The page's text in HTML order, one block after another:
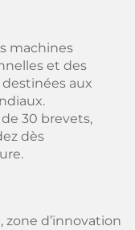
machines
et des
aux
30 brevets,
dès
zone d’innovation